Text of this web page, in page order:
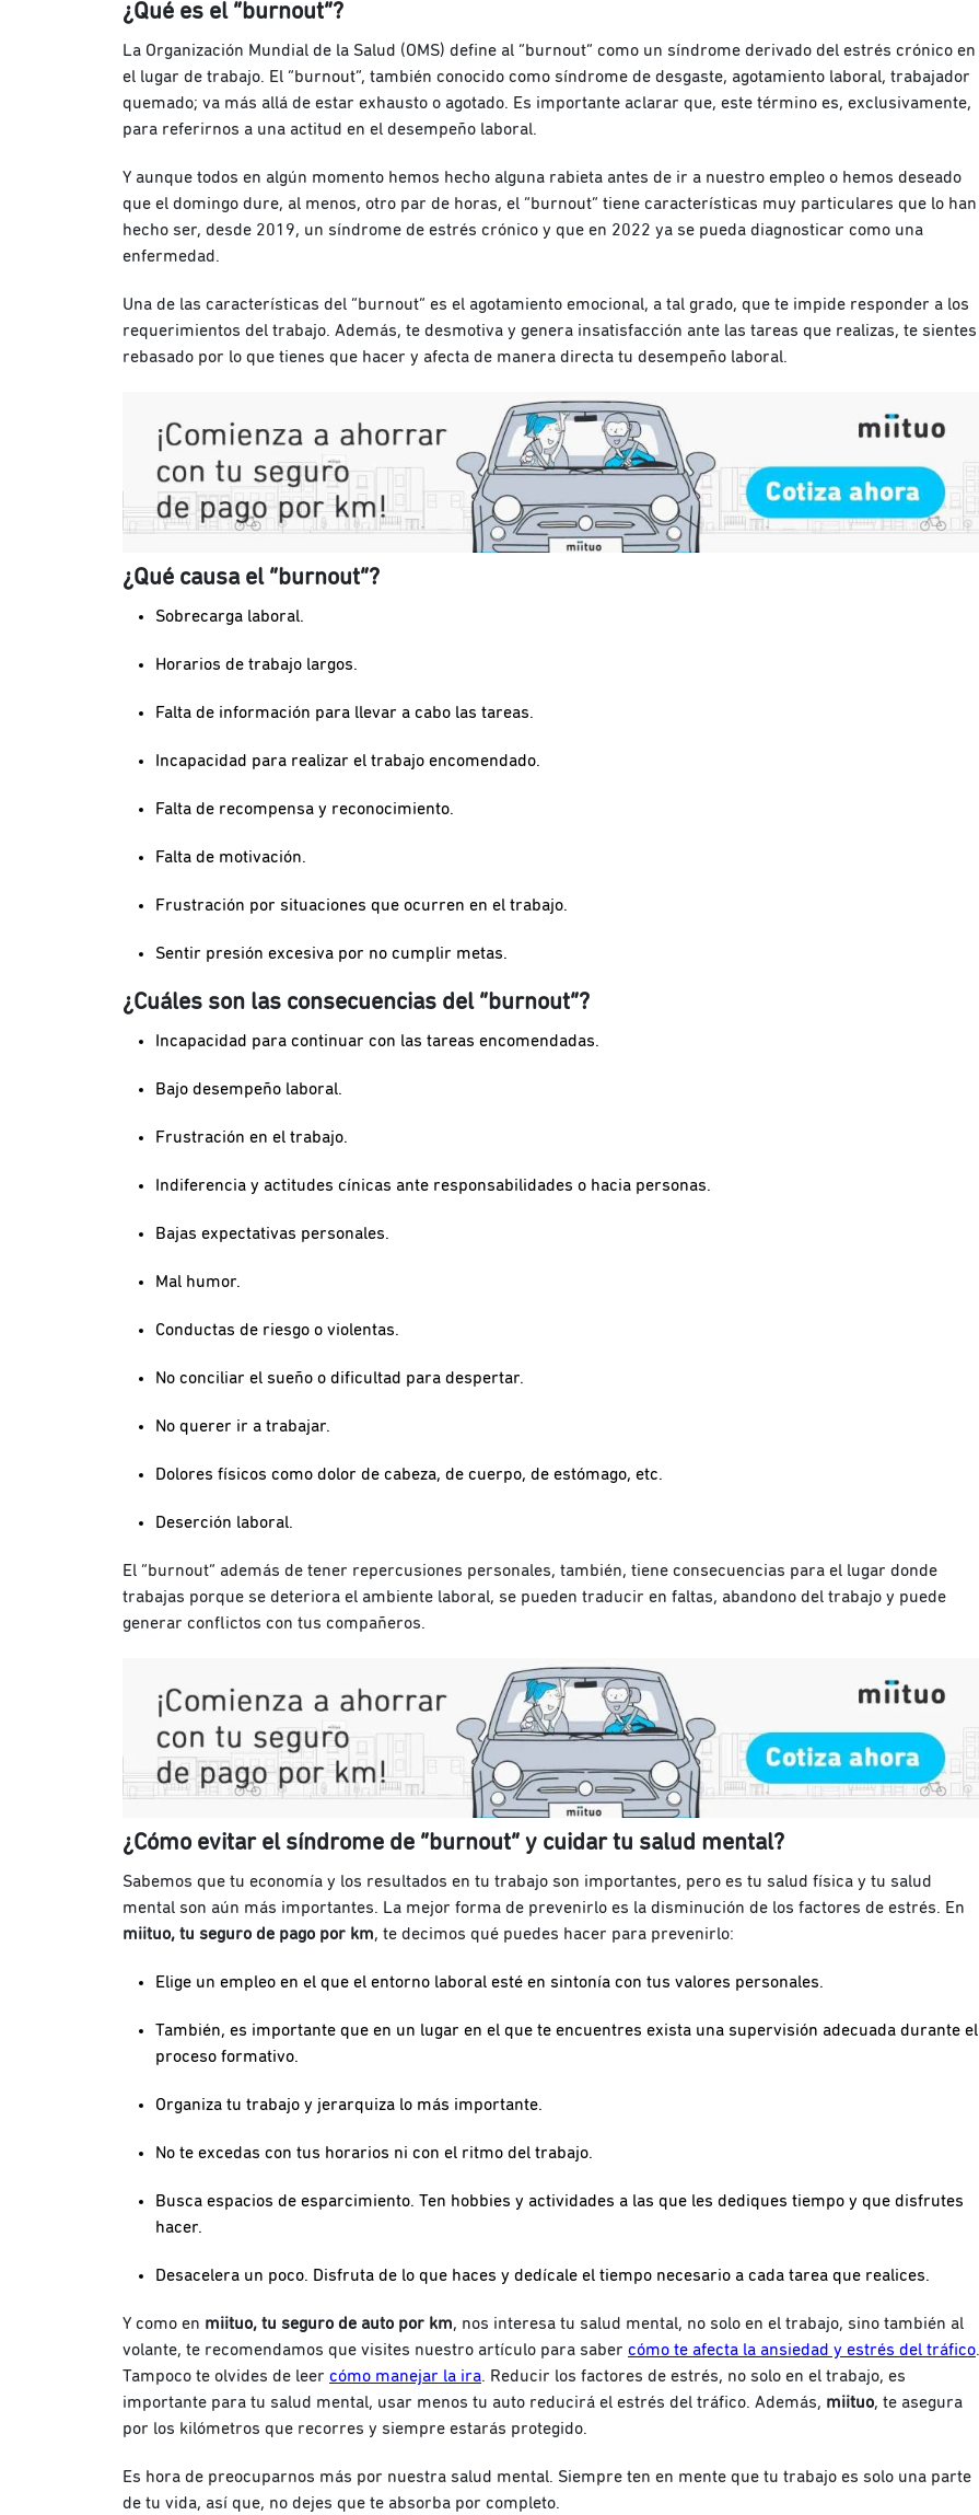
¿Qué es el “burnout”?
La Organización Mundial de la Salud (OMS) define al “burnout” como un síndrome derivado del estrés crónico en
el lugar de trabajo. El “burnout”, también conocido como síndrome de desgaste, agotamiento laboral, trabajador
quemado; va más allá de estar exhausto o agotado. Es importante aclarar que, este término es, exclusivamente,
para referirnos a una actitud en el desempeño laboral.
Y aunque todos en algún momento hemos hecho alguna rabieta antes de ir a nuestro empleo o hemos deseado
que el domingo dure, al menos, otro par de horas, el “burnout” tiene características muy particulares que lo han
hecho ser, desde 2019, un síndrome de estrés crónico y que en 2022 ya se pueda diagnosticar como una
enfermedad.
Una de las características del “burnout” es el agotamiento emocional, a tal grado, que te impide responder a los
requerimientos del trabajo. Además, te desmotiva y genera insatisfacción ante las tareas que realizas, te sientes
rebasado por lo que tienes que hacer y afecta de manera directa tu desempeño laboral.
¿Qué causa el “burnout”?
Sobrecarga laboral.
Horarios de trabajo largos.
Falta de información para llevar a cabo las tareas.
Incapacidad para realizar el trabajo encomendado.
Falta de recompensa y reconocimiento.
Falta de motivación.
Frustración por situaciones que ocurren en el trabajo.
Sentir presión excesiva por no cumplir metas.
¿Cuáles son las consecuencias del “burnout”?
Incapacidad para continuar con las tareas encomendadas.
Bajo desempeño laboral.
Frustración en el trabajo.
Indiferencia y actitudes cínicas ante responsabilidades o hacia personas.
Bajas expectativas personales.
Mal humor.
Conductas de riesgo o violentas.
No conciliar el sueño o dificultad para despertar.
No querer ir a trabajar.
Dolores físicos como dolor de cabeza, de cuerpo, de estómago, etc.
Deserción laboral.
El “burnout” además de tener repercusiones personales, también, tiene consecuencias para el lugar donde
trabajas porque se deteriora el ambiente laboral, se pueden traducir en faltas, abandono del trabajo y puede
generar conflictos con tus compañeros.
¿Cómo evitar el síndrome de “burnout” y cuidar tu salud mental?
Sabemos que tu economía y los resultados en tu trabajo son importantes, pero es tu salud física y tu salud
mental son aún más importantes. La mejor forma de prevenirlo es la disminución de los factores de estrés. En
miituo, tu seguro de pago por km, te decimos qué puedes hacer para prevenirlo:
Elige un empleo en el que el entorno laboral esté en sintonía con tus valores personales.
También, es importante que en un lugar en el que te encuentres exista una supervisión adecuada durante el
proceso formativo.
Organiza tu trabajo y jerarquiza lo más importante.
No te excedas con tus horarios ni con el ritmo del trabajo.
Busca espacios de esparcimiento. Ten hobbies y actividades a las que les dediques tiempo y que disfrutes
hacer.
Desacelera un poco. Disfruta de lo que haces y dedícale el tiempo necesario a cada tarea que realices.
Y como en miituo, tu seguro de auto por km, nos interesa tu salud mental, no solo en el trabajo, sino también al
volante, te recomendamos que visites nuestro artículo para saber cómo te afecta la ansiedad y estrés del tráfico.
Tampoco te olvides de leer cómo manejar la ira. Reducir los factores de estrés, no solo en el trabajo, es
importante para tu salud mental, usar menos tu auto reducirá el estrés del tráfico. Además, miituo, te asegura
por los kilómetros que recorres y siempre estarás protegido.
Es hora de preocuparnos más por nuestra salud mental. Siempre ten en mente que tu trabajo es solo una parte
de tu vida, así que, no dejes que te absorba por completo.